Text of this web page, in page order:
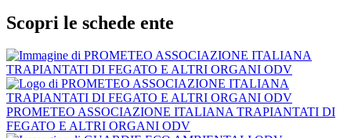
Scopri le schede ente
PROMETEO ASSOCIAZIONE ITALIANA TRAPIANTATI DI
FEGATO E ALTRI ORGANI ODV